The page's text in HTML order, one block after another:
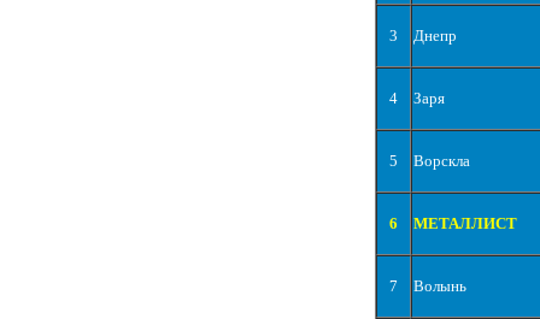
3 Днепр
4 Заря
5 Ворскла
6 МЕТАЛЛИСТ
7 Волынь